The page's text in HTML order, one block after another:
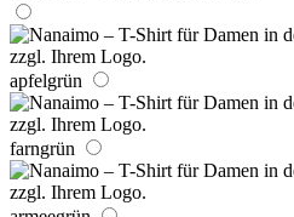
apfelgrün
farngrün